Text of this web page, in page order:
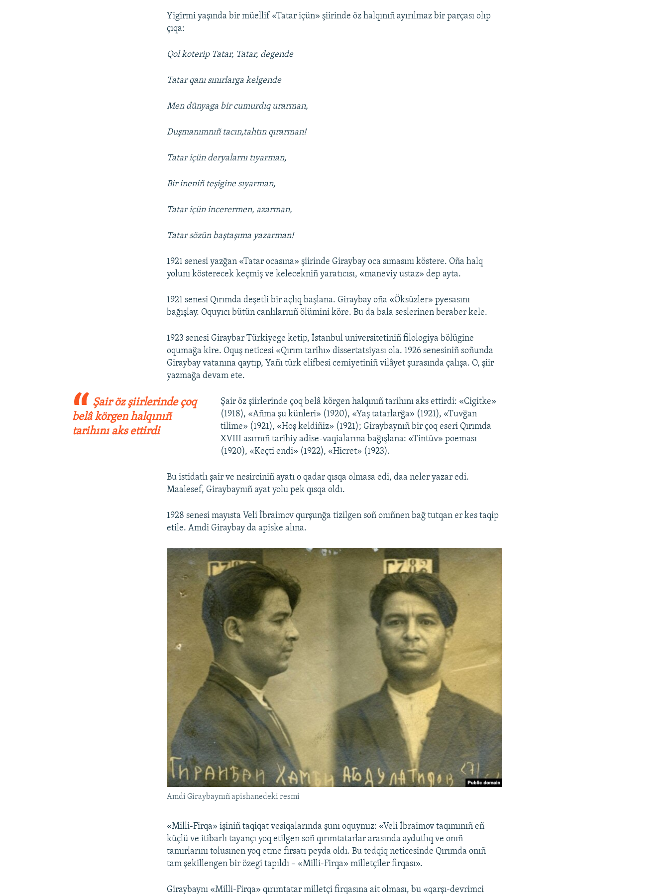
Yigirmi yaşında bir müellif «Tatar içün» şiirinde öz halqınıñ ayırılmaz bir parçası olıp
çıqa:
Qol koterip Tatar, Tatar, degende
Tatar qanı sınırlarga kelgende
Men dünyaga bir cumurdıq urarman,
Duşmanımnıñ tacın,tahtın qırarman!
Tatar içün deryalarnı tıyarman,
Bir ineniñ teşigine sıyarman,
Tatar içün incerermen, azarman,
Tatar sözün baştaşıma yazarman!
1921 senesi yazğan «Tatar ocasına» şiirinde Giraybay oca sımasını köstere. Oña halq
yolunı kösterecek keçmiş ve kelecekniñ yaratıcısı, «maneviy ustaz» dep ayta.
1921 senesi Qırımda deşetli bir açlıq başlana. Giraybay oña «Öksüzler» pyesasını
bağışlay. Oquyıcı bütün canlılarnıñ ölümini köre. Bu da bala seslerinen beraber kele.
1923 senesi Giraybar Türkiyege ketip, İstanbul universitetiniñ filologiya bölügine
oqumağa kire. Oquş neticesi «Qırım tarihı» dissertatsiyası ola. 1926 senesiniñ soñunda
Giraybay vatanına qaytıp, Yañı türk elifbesi cemiyetiniñ vilâyet şurasında çalışa. O, şiir
yazmağa devam ete.
Şair öz şiirlerinde çoq
belâ körgen halqınıñ
tarihını aks ettirdi
Şair öz şiirlerinde çoq belâ körgen halqınıñ tarihını aks ettirdi: «Cigitke»
(1918), «Añma şu künleri» (1920), «Yaş tatarlarğa» (1921), «Tuvğan
tilime» (1921), «Hoş keldiñiz» (1921); Giraybaynıñ bir çoq eseri Qırımda
XVIII asırnıñ tarihiy adise-vaqialarına bağışlana: «Tintüv» poeması
(1920), «Keçti endi» (1922), «Hicret» (1923).
Bu istidatlı şair ve nesirciniñ ayatı o qadar qısqa olmasa edi, daa neler yazar edi.
Maalesef, Giraybaynıñ ayat yolu pek qısqa oldı.
1928 senesi mayısta Veli İbraimov qurşunğa tizilgen soñ onıñnen bağ tutqan er kes taqip
etile. Amdi Giraybay da apiske alına.
Amdi Giraybaynıñ apishanedeki resmi
«Milli-Firqa» işiniñ taqiqat vesiqalarında şunı oquymız: «Veli İbraimov taqımınıñ eñ
küçlü ve itibarlı tayançı yoq etilgen soñ qırımtatarlar arasında aydutlıq ve onıñ
tamırlarını tolusınen yoq etme fırsatı peyda oldı. Bu tedqiq neticesinde Qırımda onıñ
tam şekillengen bir özegi tapıldı – «Milli-Firqa» milletçiler firqası».
Giraybaynı «Milli-Firqa» qırımtatar milletçi firqasına ait olması, bu «qarşı-devrimci